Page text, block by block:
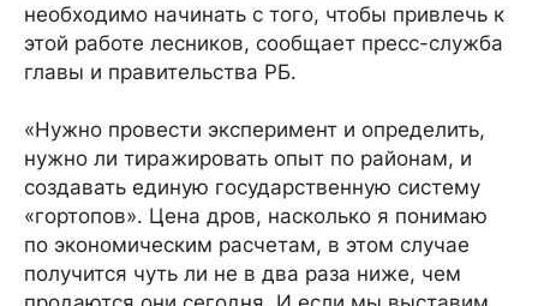
необходимо начинать с того, чтобы привлечь к
этой работе лесников, сообщает пресс-служба
главы и правительства РБ.
«Нужно провести эксперимент и определить,
нужно ли тиражировать опыт по районам, и
создавать единую государственную систему
«гортопов». Цена дров, насколько я понимаю
по экономическим расчетам, в этом случае
получится чуть ли не в два раза ниже, чем